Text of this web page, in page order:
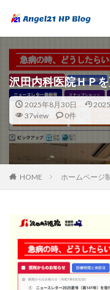
沢田内科医院ＨＰ
2025年8月30日
37view
0件
HOME ホームページ